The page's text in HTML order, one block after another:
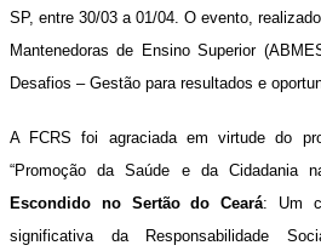
SP, entre 30/03 a 01/04. O evento,
Mantenedoras de Ensino Superior
Desafios – Gestão para resultados e
A FCRS foi agraciada em virtude do
“Promoção da Saúde e da Cidadania
Escondido no Sertão do Ceará: Um
significativa da Responsabilidade